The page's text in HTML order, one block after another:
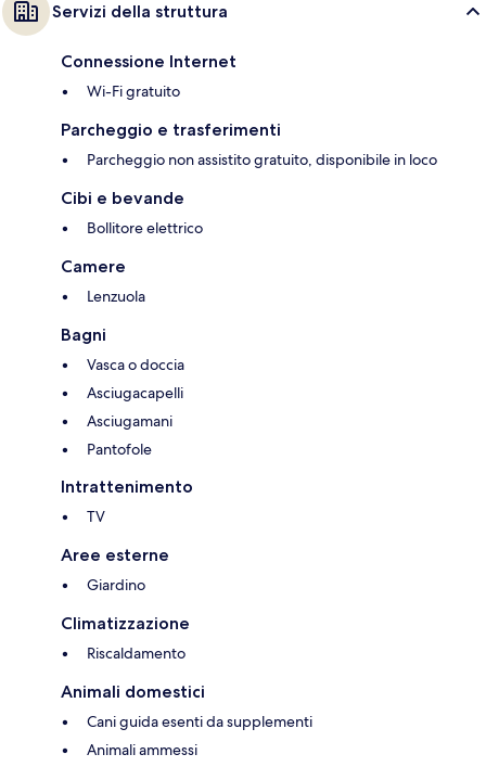
Servizi della struttura
Connessione Internet
Wi-Fi gratuito
Parcheggio e trasferimenti
Parcheggio non assistito gratuito, disponibile in loco
Cibi e bevande
Bollitore elettrico
Camere
Lenzuola
Bagni
Vasca o doccia
Asciugacapelli
Asciugamani
Pantofole
Intrattenimento
TV
Aree esterne
Giardino
Climatizzazione
Riscaldamento
Animali domestici
Cani guida esenti da supplementi
Animali ammessi